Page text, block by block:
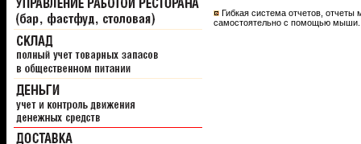
Гибкая система отчетов, отчеты
самостоятельно с помощью мыши.